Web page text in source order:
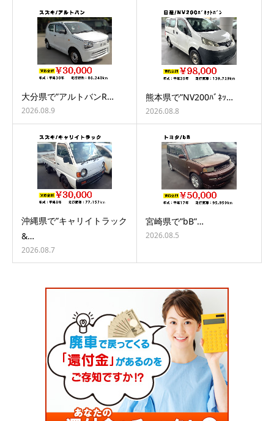
大分県で”アルトバンR…
2026.08.9
熊本県で”NV200ﾊﾞﾈｯ…
2026.08.8
沖縄県で”キャリイトラック
&…
2026.08.7
宮崎県で”bB”…
2026.08.5